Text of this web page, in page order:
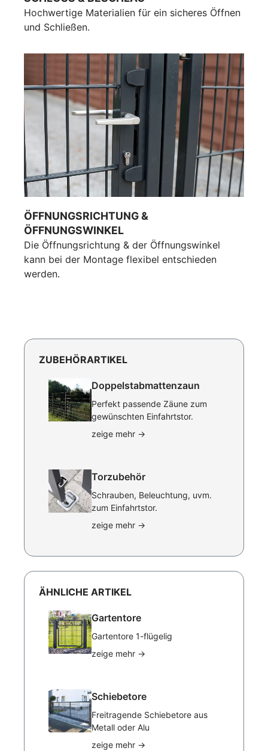
Hochwertige Materialien für ein sicheres Öffnen
und Schließen.
ÖFFNUNGSRICHTUNG &
ÖFFNUNGSWINKEL
Die Öffnungsrichtung & der Öffnungswinkel
kann bei der Montage flexibel entschieden
werden.
ZUBEHÖRARTIKEL
Doppelstabmattenzaun
Perfekt passende Zäune zum
gewünschten Einfahrtstor.
zeige mehr →
Torzubehör
Schrauben, Beleuchtung, uvm.
zum Einfahrtstor.
zeige mehr →
ÄHNLICHE ARTIKEL
Gartentore
Gartentore 1-flügelig
zeige mehr →
Schiebetore
Freitragende Schiebetore aus
Metall oder Alu
zeige mehr →